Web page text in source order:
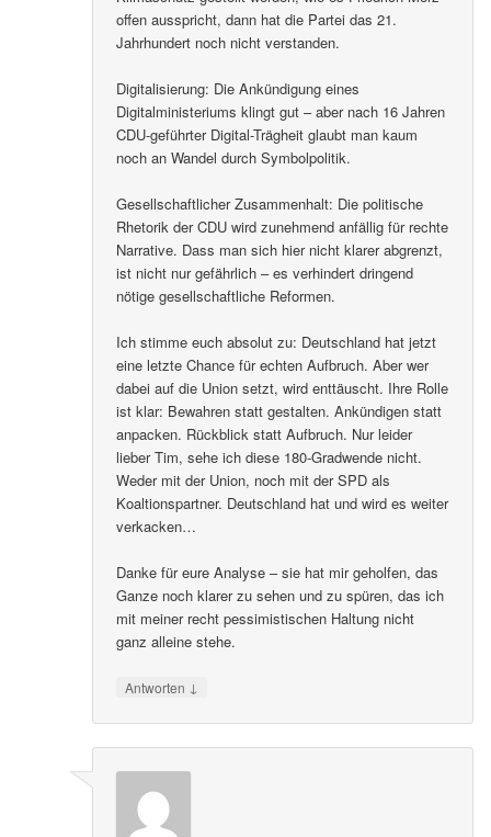
offen ausspricht, dann hat die Partei das 21.
Jahrhundert noch nicht verstanden.
Digitalisierung: Die Ankündigung eines
Digitalministeriums klingt gut – aber nach 16 Jahren
CDU-geführter Digital-Trägheit glaubt man kaum
noch an Wandel durch Symbolpolitik.
Gesellschaftlicher Zusammenhalt: Die politische
Rhetorik der CDU wird zunehmend anfällig für rechte
Narrative. Dass man sich hier nicht klarer abgrenzt,
ist nicht nur gefährlich – es verhindert dringend
nötige gesellschaftliche Reformen.
Ich stimme euch absolut zu: Deutschland hat jetzt
eine letzte Chance für echten Aufbruch. Aber wer
dabei auf die Union setzt, wird enttäuscht. Ihre Rolle
ist klar: Bewahren statt gestalten. Ankündigen statt
anpacken. Rückblick statt Aufbruch. Nur leider
lieber Tim, sehe ich diese 180-Gradwende nicht.
Weder mit der Union, noch mit der SPD als
Koaltionspartner. Deutschland hat und wird es weiter
verkacken…
Danke für eure Analyse – sie hat mir geholfen, das
Ganze noch klarer zu sehen und zu spüren, das ich
mit meiner recht pessimistischen Haltung nicht
ganz alleine stehe.
Antworten ↓